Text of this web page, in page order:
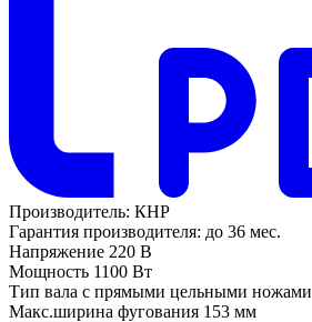
Производитель: КНР
Гарантия производителя: до 36 мес.
Напряжение 220 В
Мощность 1100 Вт
Тип вала с прямыми цельными ножами
Макс.ширина фугования 153 мм